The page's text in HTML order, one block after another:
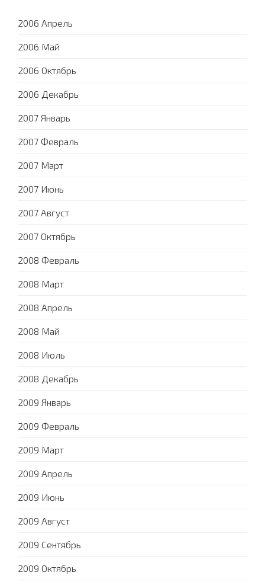
2006 Апрель
2006 Май
2006 Октябрь
2006 Декабрь
2007 Январь
2007 Февраль
2007 Март
2007 Июнь
2007 Август
2007 Октябрь
2008 Февраль
2008 Март
2008 Апрель
2008 Май
2008 Июль
2008 Декабрь
2009 Январь
2009 Февраль
2009 Март
2009 Апрель
2009 Июнь
2009 Август
2009 Сентябрь
2009 Октябрь